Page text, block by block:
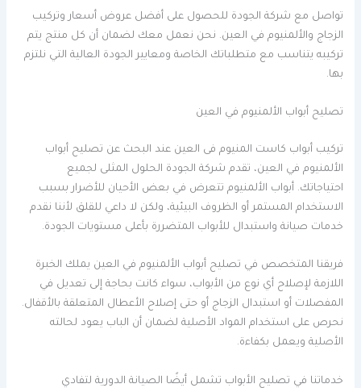
تواصل مع شركة الجودة للحصول على أفضل عروض أسعار وتركيب
الزجاج والألمنيوم في العين. نحن نعمل معك لضمان أن كل منتج يتم
تركيبه يتناسب مع متطلباتك الخاصة ومعايير الجودة العالية التي نلتزم
بها.
تصليح أبواب الألمنيوم في العين
تركيب أبواب كاست المنيوم فى العين عند البحث عن تصليح أبواب
الألمنيوم في العين، تقدم شركة الجودة الحلول المثلى لجميع
احتياجاتك. أبواب الألمنيوم تتعرض في بعض الأحيان للأضرار بسبب
الاستخدام المستمر أو الظروف البيئية، ولكن لا داعي للقلق لأننا نقدم
خدمات صيانة واستبدال للأبواب المتضررة بأعلى مستويات الجودة.
فريقنا المتخصص في تصليح أبواب الألمنيوم في العين يملك الخبرة
اللازمة لإصلاح أي نوع من الأبواب، سواء كانت بحاجة إلى تعديل في
المفصلات أو استبدال الزجاج أو حتى إصلاح الأعطال المتعلقة بالأقفال.
نحرص على استخدام المواد الأصلية لضمان أن الباب يعود لحالته
الأصلية ويعمل بكفاءة.
خدماتنا في تصليح الأبواب تشمل أيضًا الصيانة الدورية لتفادي